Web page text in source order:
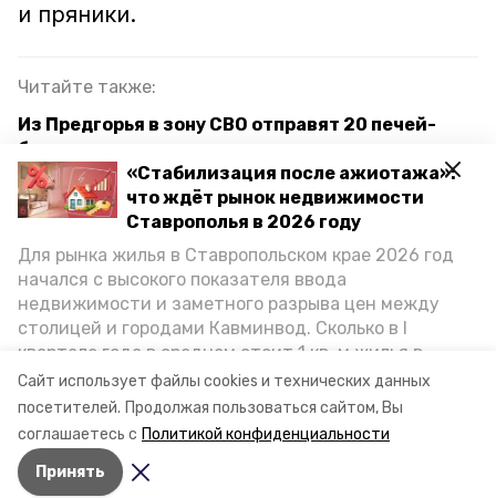
Сайт использует файлы cookies и технических данных
посетителей. Продолжая пользоваться сайтом, Вы
соглашаетесь с Политикой конфиденциальности
Принять
«Стабилизация после ажиотажа»:
что ждёт рынок недвижимости
Ставрополья в 2026 году
Для рынка жилья в Ставропольском крае 2026 год
начался с высокого показателя ввода
недвижимости и заметного разрыва цен между
столицей и городами Кавминвод. Сколько в I
квартале года в среднем стоит 1 кв. м жилья в
городах и округах региона, как изменился спрос на
первичку и вторичку, какова себестоимость
стройки собственного жилья в этом году и какие
прогнозы о стоимости квадратных метров дают
эксперты, выясняла корреспондент «Победы26».
и пряники.
Читайте также:
Из Предгорья в зону СВО отправят 20 печей-
буржуек
Пенсионеры из Предгорного округа свяжут 500
пар носков для участников СВО
Блины к Масленице отправят в зону СВО из
Предгорья
участники сво 23 февраля
Авторы: Людмила Чифликлий